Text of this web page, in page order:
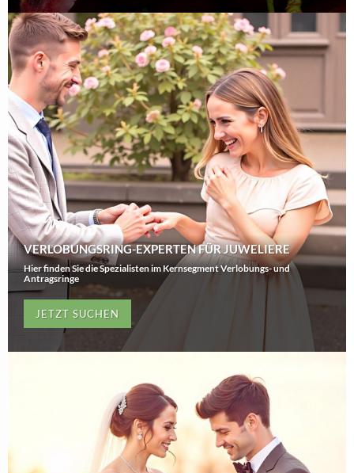
VERLOBUNGSRING-EXPERTEN FÜR JUWELIERE
Hier finden Sie die Spezialisten im Kernsegment Verlobungs- und
Antragsringe
JETZT SUCHEN